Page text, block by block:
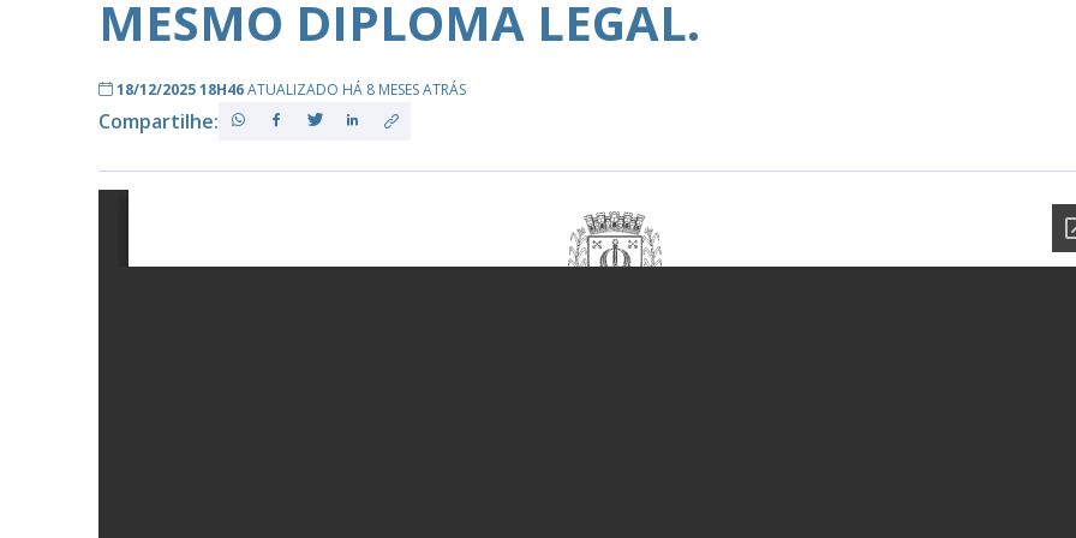
PB
MESMO DIPLOMA LEGAL.
18/12/2025 18H46ATUALIZADO HÁ 8 MESES ATRÁS
Compartilhe: